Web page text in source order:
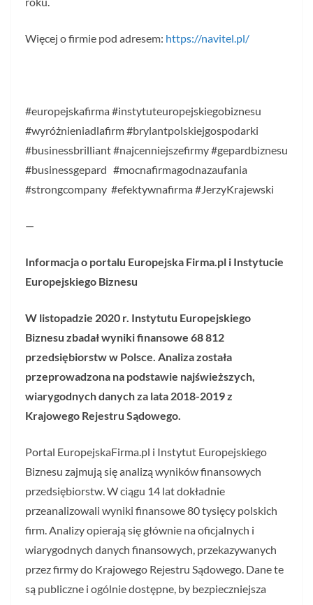
Więcej o firmie pod adresem: https://navitel.pl/
#europejskafirma #instytuteuropejskiegobiznesu
#wyróżnieniadlafirm #brylantpolskiejgospodarki
#businessbrilliant #najcenniejszefirmy #gepardbiznesu
#businessgepard #mocnafirmagodnazaufania
#strongcompany #efektywnafirma #JerzyKrajewski
—
Informacja o portalu Europejska Firma.pl i Instytucie
Europejskiego Biznesu
W listopadzie 2020 r. Instytutu Europejskiego
Biznesu zbadał wyniki finansowe 68 812
przedsiębiorstw w Polsce. Analiza została
przeprowadzona na podstawie najświeższych,
wiarygodnych danych za lata 2018-2019 z
Krajowego Rejestru Sądowego.
Portal EuropejskaFirma.pl i Instytut Europejskiego
Biznesu zajmują się analizą wyników finansowych
przedsiębiorstw. W ciągu 14 lat dokładnie
przeanalizowali wyniki finansowe 80 tysięcy polskich
firm. Analizy opierają się głównie na oficjalnych i
wiarygodnych danych finansowych, przekazywanych
przez firmy do Krajowego Rejestru Sądowego. Dane te
są publiczne i ogólnie dostępne, by bezpieczniejsza